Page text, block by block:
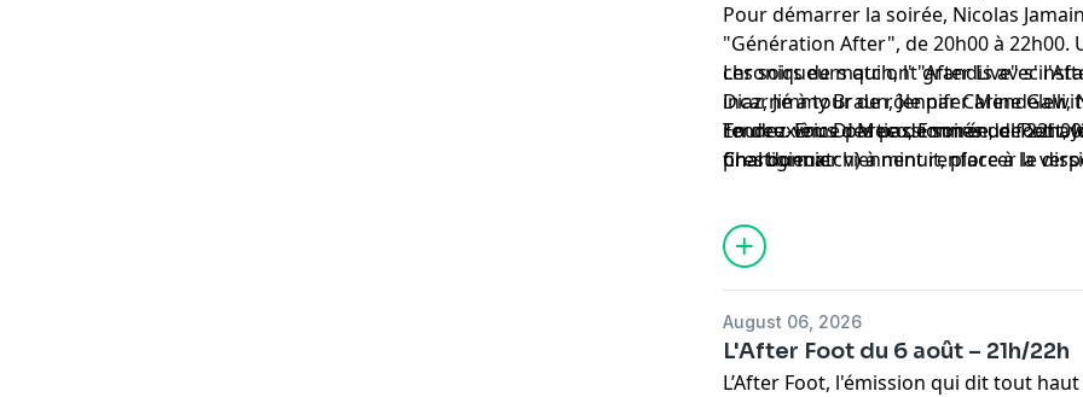
Pour démarrer la soirée, Nicolas
"Génération After", de 20h00 à 22h00.
chroniqueurs qui ont grandis avec
Diaz, Jimmy Braun, Jennifer
rendez-vous des passionnés de foot
prestigieux.
Les soirs de match, l' "After Live"
incarné à tour de rôle par Carine Galli,
Tourre. Eric Di Meco, Emmanuel Petit,
Charbonnier viennent renforcer le
En deuxième partie de soirée, de
final du match) à minuit, place à la
de l'After autour de Gilbert Brisbois,
et Jean-Louis Tourre du dimanche au
retour dans l'After et prend les
vendredis et samedis.
August 06, 2026
L'After Foot du 6 août – 21h/22h
L’After Foot, l'émission qui dit tout